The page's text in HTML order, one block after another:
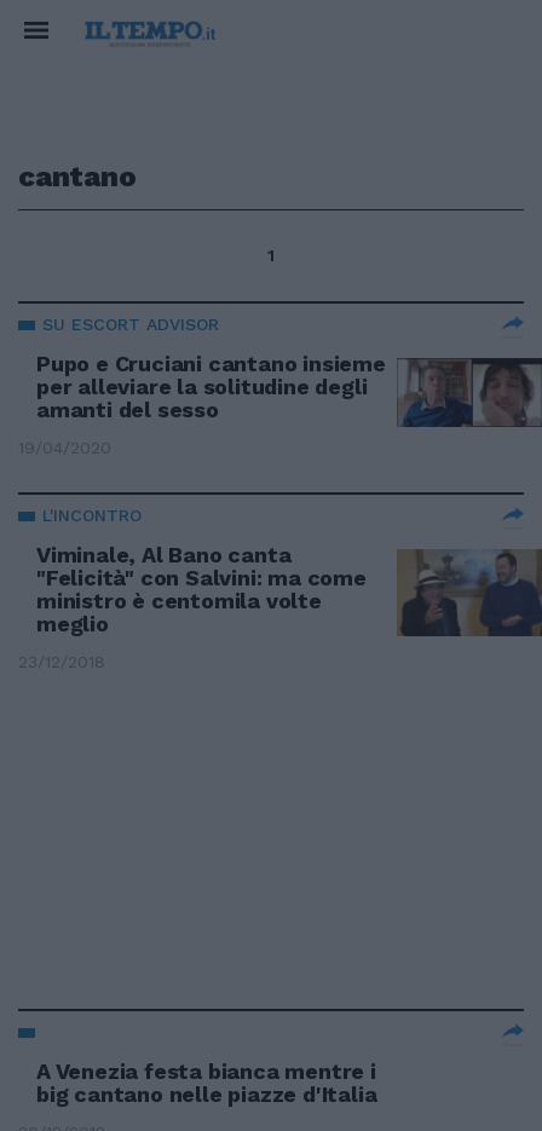
cantano
1
SU ESCORT ADVISOR
Pupo e Cruciani cantano insieme
per alleviare la solitudine degli
amanti del sesso
19/04/2020
L'INCONTRO
Viminale, Al Bano canta
"Felicità" con Salvini: ma come
ministro è centomila volte
meglio
23/12/2018
A Venezia festa bianca mentre i
big cantano nelle piazze d'Italia